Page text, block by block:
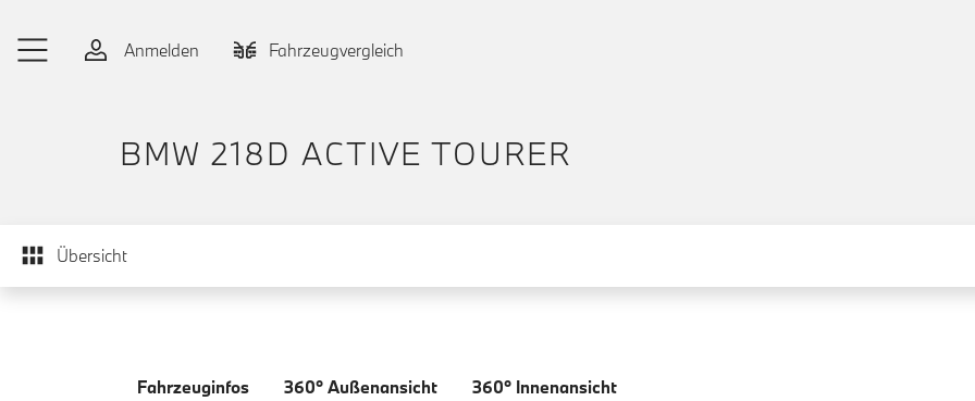
Anmelden
Fahrzeugvergleich
BMW 218D ACTIVE TOURER
Übersicht
Fahrzeuginfos 360° Außenansicht 360° Innenansicht